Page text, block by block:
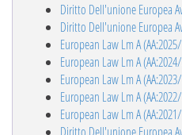
Diritto Dell'unione Europea
Diritto Dell'unione Europea
European Law Lm A
European Law Lm A
European Law Lm A
European Law Lm A
European Law Lm A
Diritto Dell'unione Europea